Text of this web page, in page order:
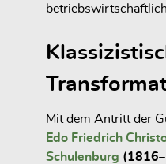
Mit dem Antritt der
Edo Friedrich
Schulenburg